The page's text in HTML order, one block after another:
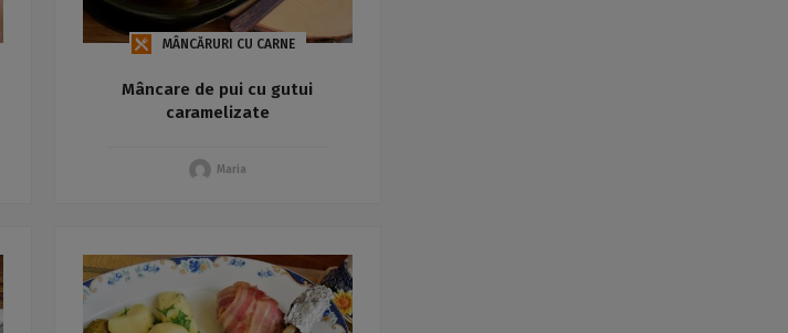
MÂNCĂRURI CU CARNE
Mâncare de pui cu gutui
caramelizate
Maria